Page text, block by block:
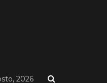
2026